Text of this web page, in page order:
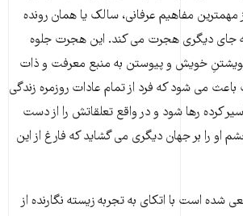
مفاهیم عرفانى، سالک یا همان رونده
جاى دیگرى هجرت مى کند. این هجرت جلوه
خویش و پیوستن به منبع معرفت و ذات
مى شود که فرد از تمام عادات روزمره زندگى
کرده رها شود و در واقع تعلقاتش را از دست
او را بر جهان دیگرى مى گشاید که فارغ از این
شده است با اتکاى به تجربه زیسته نگارنده از